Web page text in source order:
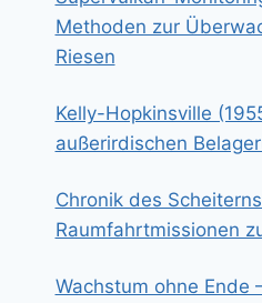
Methoden zur
Riesen
Kelly-Hopkinsville
außerirdischen
Chronik des
Raumfahrtmissionen
Wachstum ohne Ende